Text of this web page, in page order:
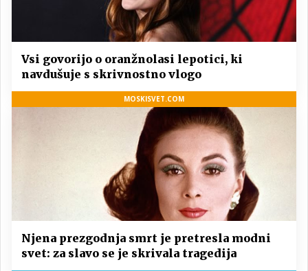
Vsi govorijo o oranžnolasi lepotici, ki
navdušuje s skrivnostno vlogo
MOSKISVET.COM
Njena prezgodnja smrt je pretresla modni
svet: za slavo se je skrivala tragedija